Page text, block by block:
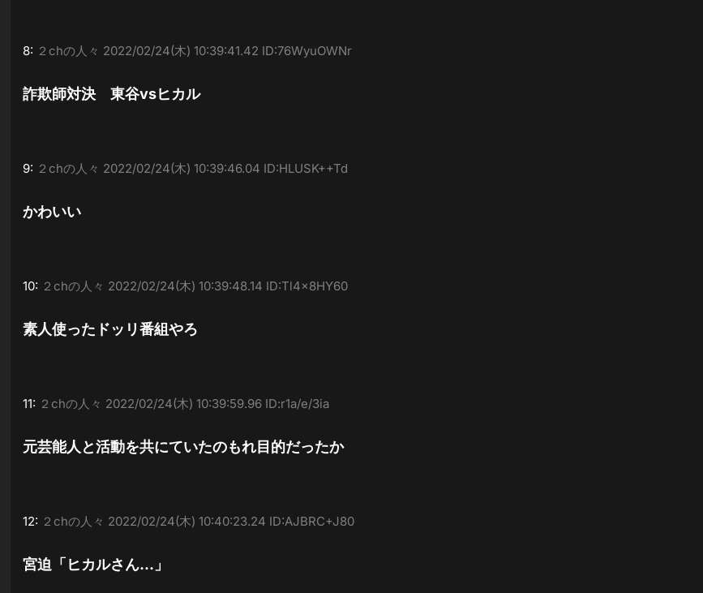
8: ２chの人々 2022/02/24(木) 10:39:41.42 ID:76WyuOWNr
詐欺師対決 東谷vsヒカル
9: ２chの人々 2022/02/24(木) 10:39:46.04 ID:HLUSK++Td
かわいい
10: ２chの人々 2022/02/24(木) 10:39:48.14 ID:Tl4x8HY60
素人使ったドッリ番組やろ
11: ２chの人々 2022/02/24(木) 10:39:59.96 ID:r1a/e/3ia
元芸能人と活動を共にていたのもれ目的だったか
12: ２chの人々 2022/02/24(木) 10:40:23.24 ID:AJBRC+J80
宮迫「ヒカルさん…」